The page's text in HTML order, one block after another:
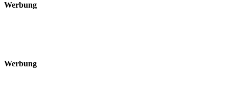
Werbung
Werbung